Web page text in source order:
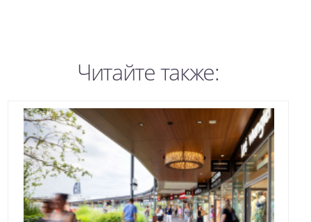
Читайте также: